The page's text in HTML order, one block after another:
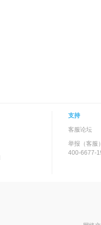
支持
客服论坛
举报（客服
400-6677-